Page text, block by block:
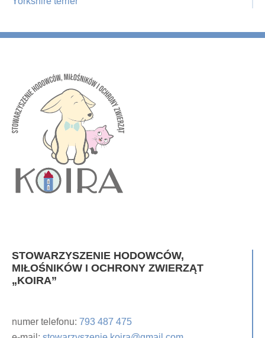
STOWARZYSZENIE HODOWCÓW,
MIŁOŚNIKÓW I OCHRONY ZWIERZĄT
„KOIRA”
numer telefonu: 793 487 475